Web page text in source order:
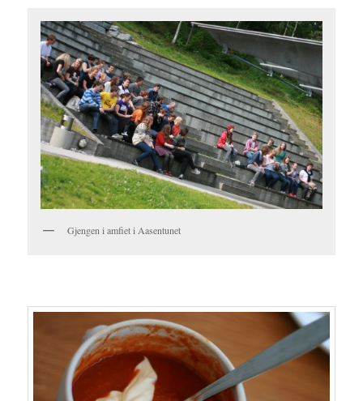
Gjengen i amfiet i Aasentunet